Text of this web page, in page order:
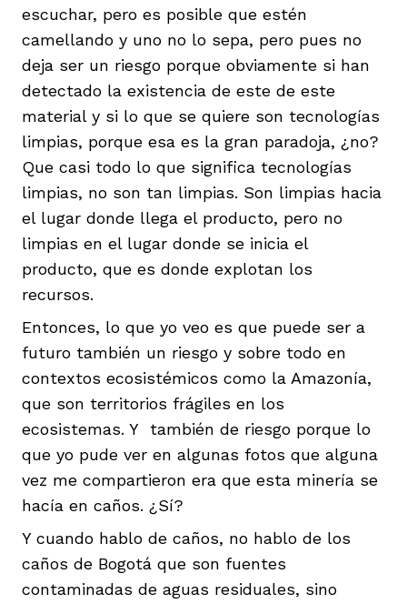
escuchar, pero es posible que estén
camellando y uno no lo sepa, pero pues no
deja ser un riesgo porque obviamente si han
detectado la existencia de este de este
material y si lo que se quiere son tecnologías
limpias, porque esa es la gran paradoja, ¿no?
Que casi todo lo que significa tecnologías
limpias, no son tan limpias. Son limpias hacia
el lugar donde llega el producto, pero no
limpias en el lugar donde se inicia el
producto, que es donde explotan los
recursos.
Entonces, lo que yo veo es que puede ser a
futuro también un riesgo y sobre todo en
contextos ecosistémicos como la Amazonía,
que son territorios frágiles en los
ecosistemas. Y también de riesgo porque lo
que yo pude ver en algunas fotos que alguna
vez me compartieron era que esta minería se
hacía en caños. ¿Sí?
Y cuando hablo de caños, no hablo de los
caños de Bogotá que son fuentes
contaminadas de aguas residuales, sino